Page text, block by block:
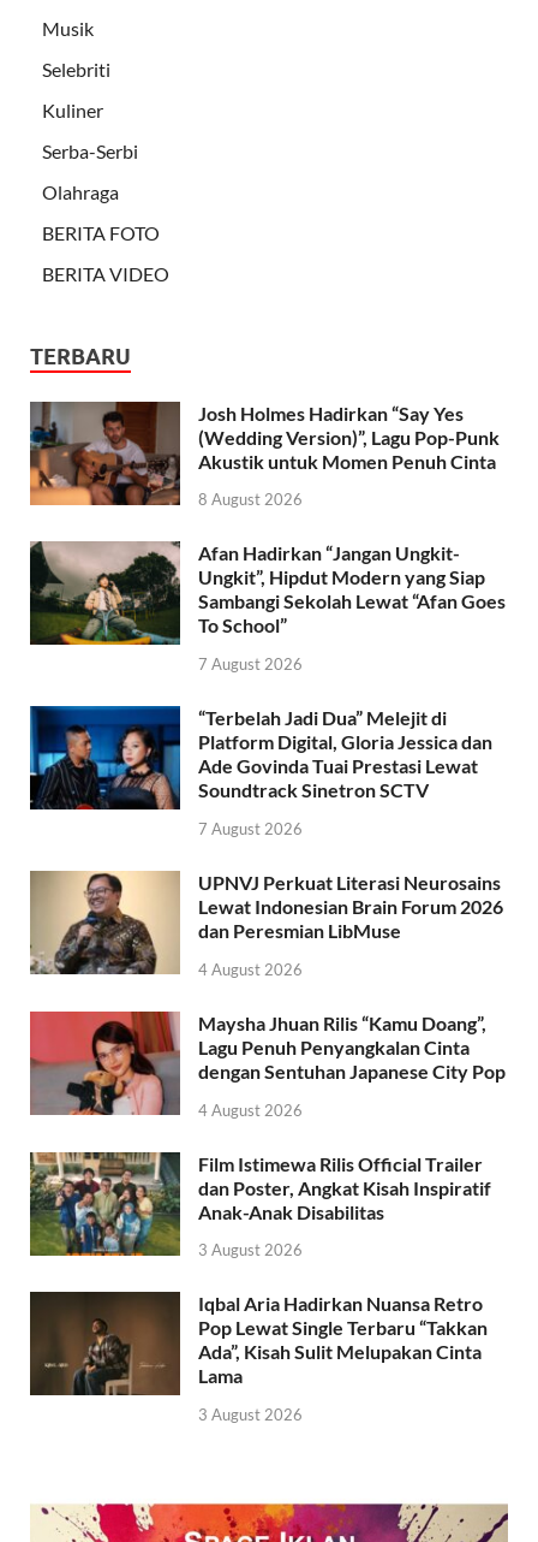
Musik
Selebriti
Kuliner
Serba-Serbi
Olahraga
BERITA FOTO
BERITA VIDEO
TERBARU
Josh Holmes Hadirkan “Say Yes
(Wedding Version)”, Lagu Pop-Punk
Akustik untuk Momen Penuh Cinta
8 August 2026
Afan Hadirkan “Jangan Ungkit-
Ungkit”, Hipdut Modern yang Siap
Sambangi Sekolah Lewat “Afan Goes
To School”
7 August 2026
“Terbelah Jadi Dua” Melejit di
Platform Digital, Gloria Jessica dan
Ade Govinda Tuai Prestasi Lewat
Soundtrack Sinetron SCTV
7 August 2026
UPNVJ Perkuat Literasi Neurosains
Lewat Indonesian Brain Forum 2026
dan Peresmian LibMuse
4 August 2026
Maysha Jhuan Rilis “Kamu Doang”,
Lagu Penuh Penyangkalan Cinta
dengan Sentuhan Japanese City Pop
4 August 2026
Film Istimewa Rilis Official Trailer
dan Poster, Angkat Kisah Inspiratif
Anak-Anak Disabilitas
3 August 2026
Iqbal Aria Hadirkan Nuansa Retro
Pop Lewat Single Terbaru “Takkan
Ada”, Kisah Sulit Melupakan Cinta
Lama
3 August 2026